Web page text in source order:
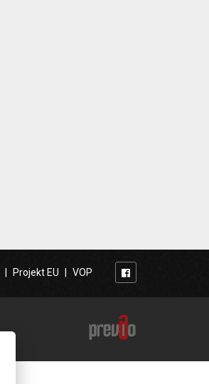
Projekt EU VOP